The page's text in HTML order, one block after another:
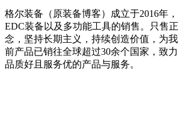
格尔装备（原装备博客）成立于2016年
EDC装备以及多功能工具的销售。只售
念，坚持长期主义，持续创造价值，为
前产品已销往全球超过30余个国家，致
品质好且服务优的产品与服务。